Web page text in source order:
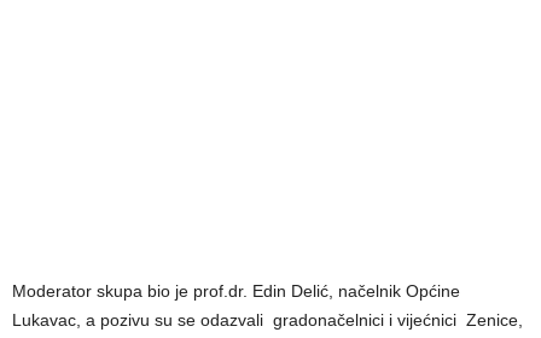
Moderator skupa bio je prof.dr. Edin Delić, načelnik Općine
Lukavac, a pozivu su se odazvali gradonačelnici i vijećnici Zenice,